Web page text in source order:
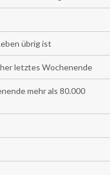
übrig ist
letztes Wochenende
mehr als 80.000